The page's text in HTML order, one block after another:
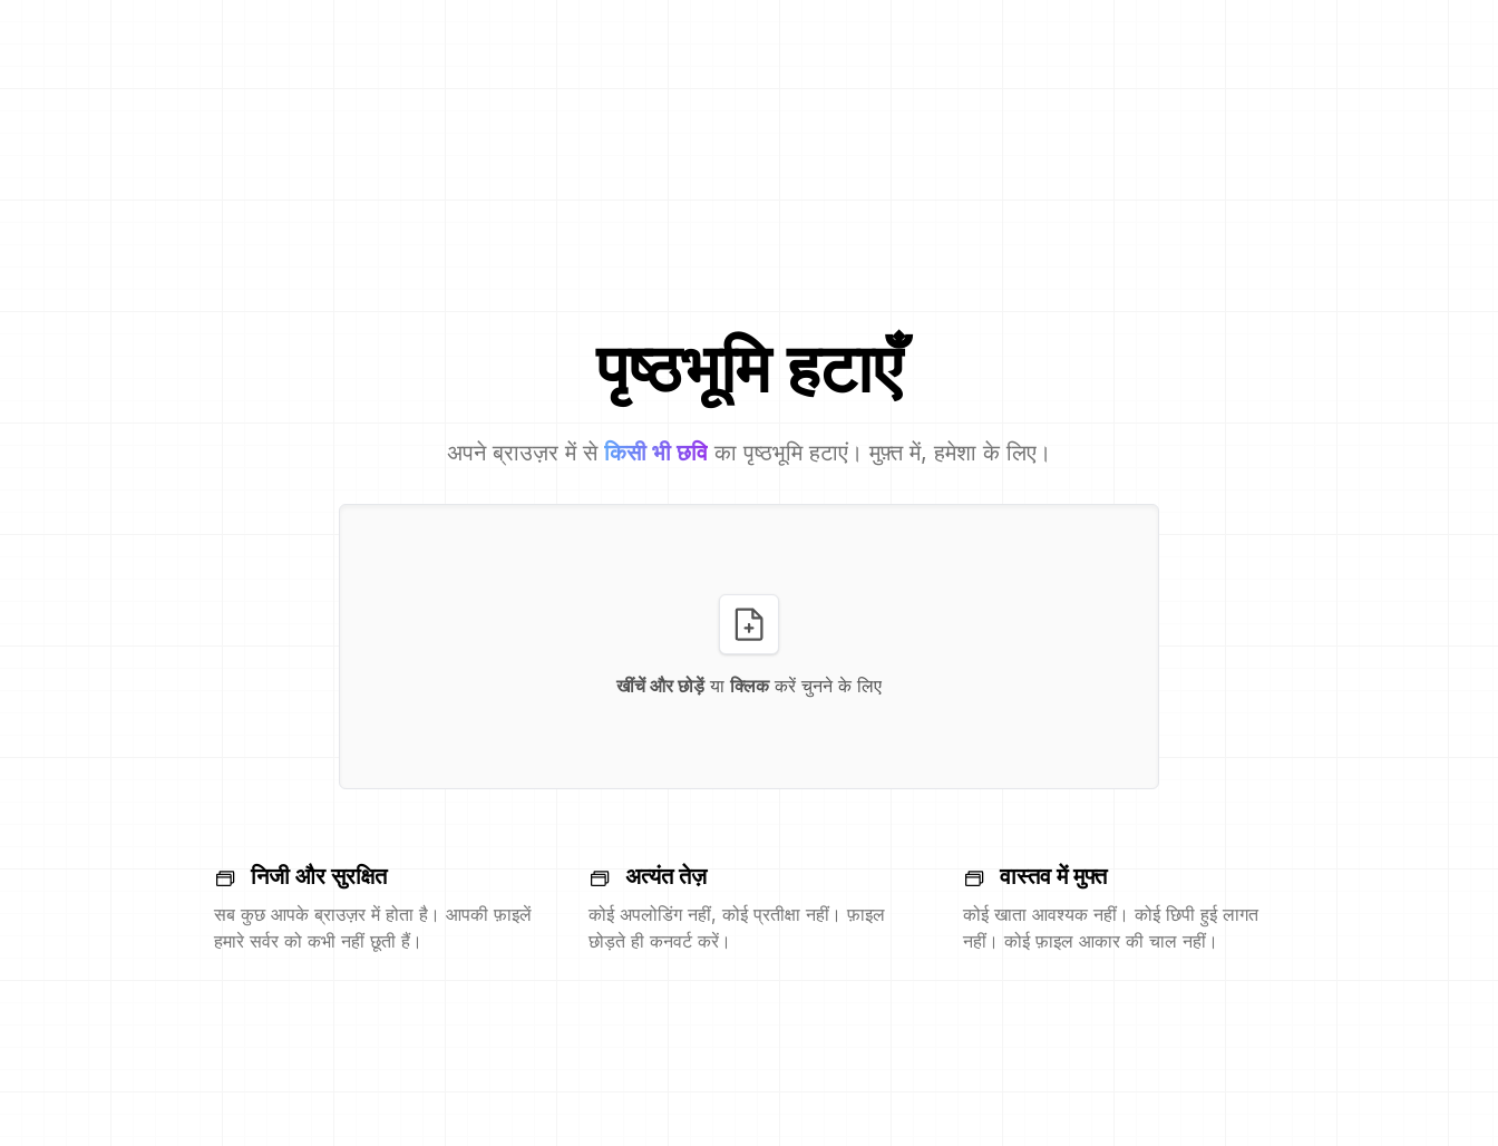
पृष्ठभूमि हटाएँ
अपने ब्राउज़र में से किसी भी छवि का पृष्ठभूमि हटाएं। मुफ़्त में, हमेशा के लिए।
खींचें और छोड़ेंया क्लिककरें चुनने के लिए
निजी और सुरक्षित
सब कुछ आपके ब्राउज़र में होता है। आपकी फ़ाइलें
हमारे सर्वर को कभी नहीं छूती हैं।
अत्यंत तेज़
कोई अपलोडिंग नहीं, कोई प्रतीक्षा नहीं। फ़ाइल
छोड़ते ही कनवर्ट करें।
वास्तव में मुफ्त
कोई खाता आवश्यक नहीं। कोई छिपी हुई लागत
नहीं। कोई फ़ाइल आकार की चाल नहीं।